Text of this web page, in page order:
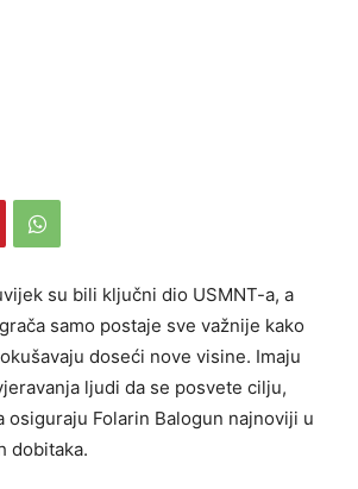
su bili ključni dio USMNT-a, a
samo postaje sve važnije kako
doseći nove visine. Imaju
ljudi da se posvete cilju,
osiguraju Folarin Balogun najnoviji u
dobitaka.